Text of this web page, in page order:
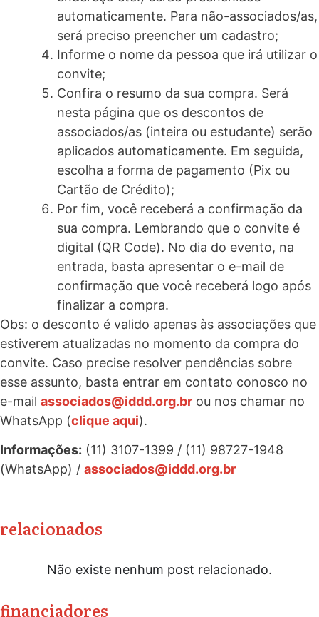
automaticamente. Para não-associados/as,
será preciso preencher um cadastro;
Informe o nome da pessoa que irá utilizar o
convite;
Confira o resumo da sua compra. Será
nesta página que os descontos de
associados/as (inteira ou estudante) serão
aplicados automaticamente. Em seguida,
escolha a forma de pagamento (Pix ou
Cartão de Crédito);
Por fim, você receberá a confirmação da
sua compra. Lembrando que o convite é
digital (QR Code). No dia do evento, na
entrada, basta apresentar o e-mail de
confirmação que você receberá logo após
finalizar a compra.
Obs: o desconto é valido apenas às associações que
estiverem atualizadas no momento da compra do
convite. Caso precise resolver pendências sobre
esse assunto, basta entrar em contato conosco no
e-mail associados@iddd.org.br ou nos chamar no
WhatsApp (clique aqui).
Informações: (11) 3107-1399 / (11) 98727-1948
(WhatsApp) / associados@iddd.org.br
relacionados
Não existe nenhum post relacionado.
financiadores